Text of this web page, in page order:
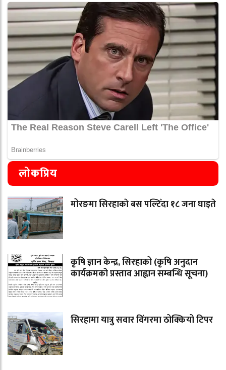
लोकप्रिय
मोरङमा सिरहाकाे बस पल्टिँदा १८ जना घाइते
कृषि ज्ञान केन्द्र, सिरहाको (कृषि अनुदान
कार्यक्रमको प्रस्ताव आह्वान सम्बन्धि सूचना)
सिरहामा यात्रु सवार विंगरमा ठोक्कियो टिपर